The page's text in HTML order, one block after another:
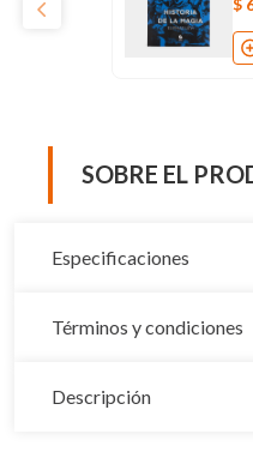
SOBRE EL
Especificaciones
Términos y condiciones
Descripción